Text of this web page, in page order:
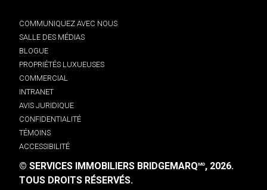
COMMUNIQUEZ AVEC NOUS
SALLE DES MÉDIAS
BLOGUE
PROPRIÉTÉS LUXUEUSES
COMMERCIAL
INTRANET
AVIS JURIDIQUE
CONFIDENTIALITÉ
TÉMOINS
ACCESSIBILITÉ
© SERVICES IMMOBILIERS BRIDGEMARQMD, 2026.
TOUS DROITS RÉSERVÉS.